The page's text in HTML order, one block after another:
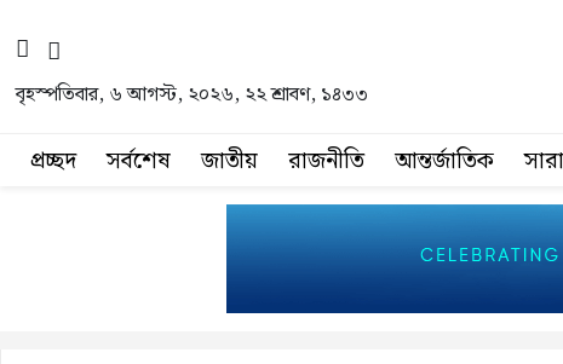
বৃহস্পতিবার, ৬ আগস্ট, ২০২৬, ২২ শ্রাবণ, ১৪৩৩
প্রচ্ছদ সর্বশেষ জাতীয় রাজনীতি আন্তর্জাতিক